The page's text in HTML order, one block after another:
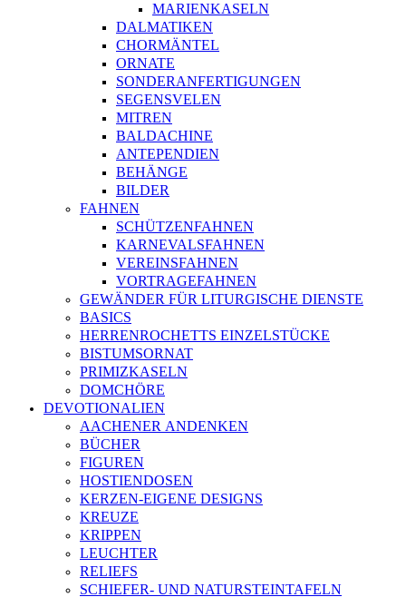
MARIENKASELN
DALMATIKEN
CHORMÄNTEL
ORNATE
SONDERANFERTIGUNGEN
SEGENSVELEN
MITREN
BALDACHINE
ANTEPENDIEN
BEHÄNGE
BILDER
FAHNEN
SCHÜTZENFAHNEN
KARNEVALSFAHNEN
VEREINSFAHNEN
VORTRAGEFAHNEN
GEWÄNDER FÜR LITURGISCHE DIENSTE
BASICS
HERRENROCHETTS EINZELSTÜCKE
BISTUMSORNAT
PRIMIZKASELN
DOMCHÖRE
DEVOTIONALIEN
AACHENER ANDENKEN
BÜCHER
FIGUREN
HOSTIENDOSEN
KERZEN-EIGENE DESIGNS
KREUZE
KRIPPEN
LEUCHTER
RELIEFS
SCHIEFER- UND NATURSTEINTAFELN